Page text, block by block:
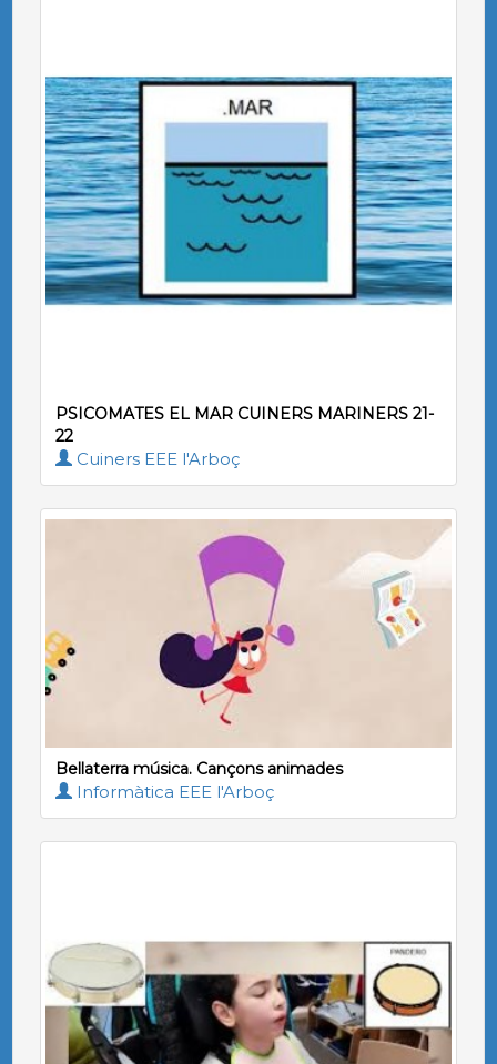
PSICOMATES EL MAR CUINERS MARINERS 21-
22
Cuiners EEE l'Arboç
Bellaterra música. Cançons animades
Informàtica EEE l'Arboç